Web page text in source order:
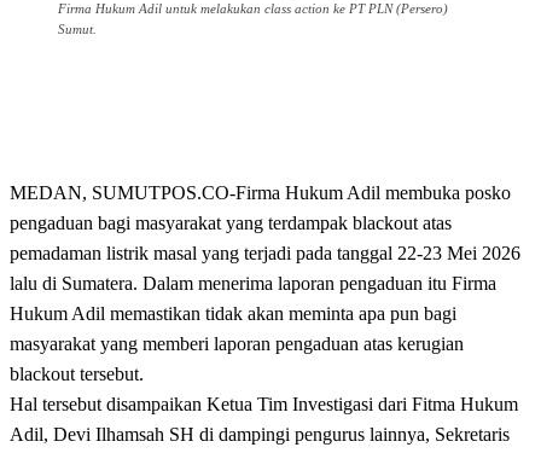
Firma Hukum Adil untuk melakukan class action ke PT PLN (Persero)
Sumut.
MEDAN, SUMUTPOS.CO-Firma Hukum Adil membuka posko
pengaduan bagi masyarakat yang terdampak blackout atas
pemadaman listrik masal yang terjadi pada tanggal 22-23 Mei 2026
lalu di Sumatera. Dalam menerima laporan pengaduan itu Firma
Hukum Adil memastikan tidak akan meminta apa pun bagi
masyarakat yang memberi laporan pengaduan atas kerugian
blackout tersebut.
Hal tersebut disampaikan Ketua Tim Investigasi dari Fitma Hukum
Adil, Devi Ilhamsah SH di dampingi pengurus lainnya, Sekretaris